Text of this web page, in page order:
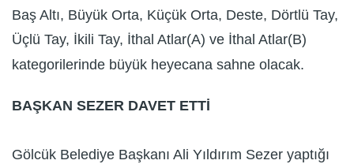
Baş Altı, Büyük Orta, Küçük Orta, Deste, Dörtlü Tay,
Üçlü Tay, İkili Tay, İthal Atlar(A) ve İthal Atlar(B)
kategorilerinde büyük heyecana sahne olacak.
BAŞKAN SEZER DAVET ETTİ
Gölcük Belediye Başkanı Ali Yıldırım Sezer yaptığı